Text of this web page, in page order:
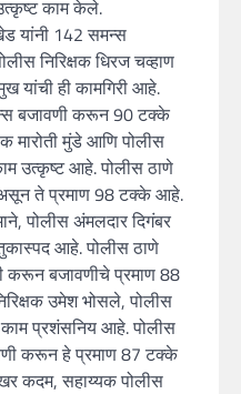
काम केले.
यांनी 142 समन्स
निरिक्षक धिरज चव्हाण
यांची ही कामगिरी आहे.
बजावणी करून 90 टक्के
मारोती मुंडे आणि पोलीस
उत्कृष्ट आहे. पोलीस ठाणे
ते प्रमाण 98 टक्के आहे.
पोलीस अंमलदार दिगंबर
आहे. पोलीस ठाणे
करून बजावणीचे प्रमाण 88
उमेश भोसले, पोलीस
प्रशंसनिय आहे. पोलीस
करून हे प्रमाण 87 टक्के
कदम, सहाय्यक पोलीस